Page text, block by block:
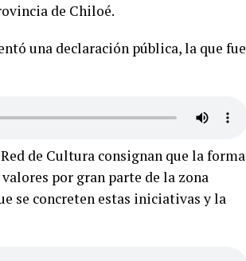
de Chiloé.
una declaración pública, la que fue
de Cultura consignan que la forma
por gran parte de la zona
se concreten estas iniciativas y la